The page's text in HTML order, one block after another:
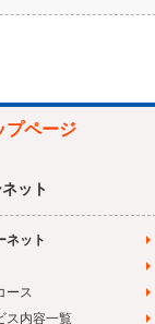
プページ
ット
ネット
ース
ス内容一覧